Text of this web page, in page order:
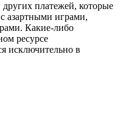
платежей, которые
азартными играми,
Какие-либо
ресурсе
исключительно в